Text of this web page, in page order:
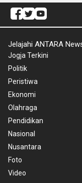
Jelajahi ANTARA
Jogja Terkini
Politik
Peristiwa
Ekonomi
Olahraga
Pendidikan
Nasional
Nusantara
Foto
Video